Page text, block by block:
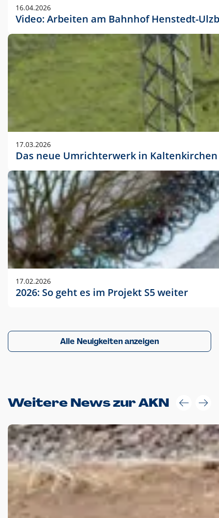
16.04.2026
Video: Arbeiten am Bahnhof Henstedt-
17.03.2026
Das neue Umrichterwerk in Kaltenkirchen
17.02.2026
2026: So geht es im Projekt S5 weiter
Alle Neuigkeiten anzeigen
Weitere News zur AKN